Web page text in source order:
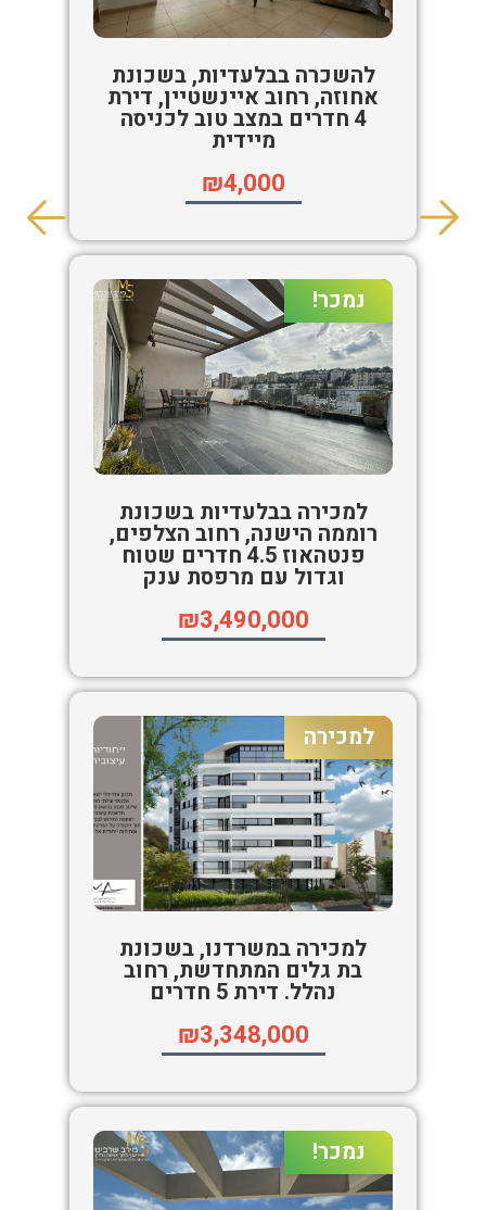
להשכרה בבלעדיות, בשכונת
אחוזה, רחוב איינשטיין, דירת
4 חדרים במצב טוב לכניסה
מיידית
₪4,000
נמכר!
למכירה בבלעדיות בשכונת
רוממה הישנה, רחוב הצלפים,
פנטהאוז 4.5 חדרים שטוח
וגדול עם מרפסת ענק
₪3,490,000
למכירה
למכירה במשרדנו, בשכונת
בת גלים המתחדשת, רחוב
נהלל. דירת 5 חדרים
₪3,348,000
נמכר!